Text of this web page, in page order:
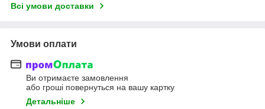
Всі умови доставки
Умови оплати
Ви отримаєте замовлення
або гроші повернуться на вашу картку
Детальніше